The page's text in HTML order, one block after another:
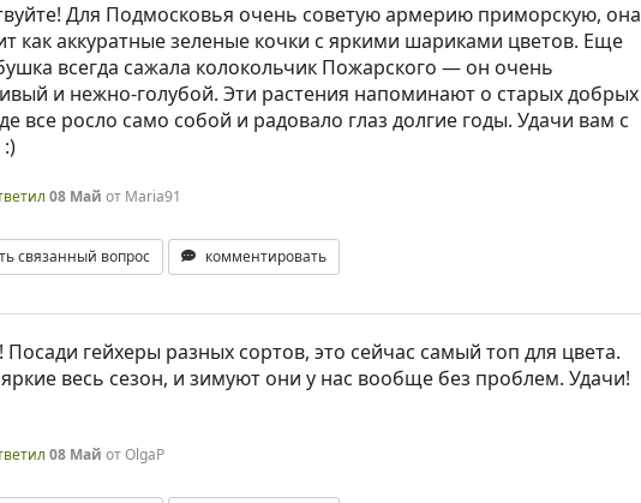
Для Подмосковья очень советую армерию приморскую, она
как аккуратные зеленые кочки с яркими шариками цветов. Еще
всегда сажала колокольчик Пожарского — он очень
и нежно-голубой. Эти растения напоминают о старых добрых
все росло само собой и радовало глаз долгие годы. Удачи вам с
08 Май от Maria91
связанный вопрос комментировать
Посади гейхеры разных сортов, это сейчас самый топ для цвета.
весь сезон, и зимуют они у нас вообще без проблем. Удачи!
08 Май отOlgaP